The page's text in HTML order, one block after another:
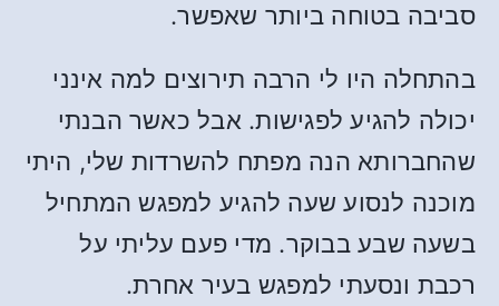
סביבה בטוחה ביותר שאפשר.
בהתחלה היו לי הרבה תירוצים למה אינני
יכולה להגיע לפגישות. אבל כאשר הבנתי
שהחברותא הנה מפתח להשרדות שלי, היתי
מוכנה לנסוע שעה להגיע למפגש המתחיל
בשעה שבע בבוקר. מדי פעם עליתי על
רכבת ונסעתי למפגש בעיר אחרת.